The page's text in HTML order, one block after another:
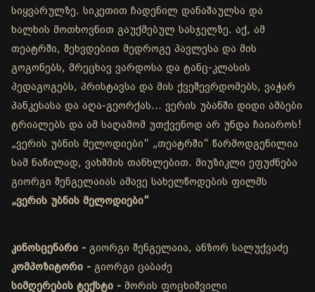
სიყვარულზე. სიკეთით ჩადენილ დანაშაულსა და
ხალხის მოთხოვნით გაუქმებულ სასჯელზე. აქ, ამ
თეატრში, შეხვდებით მედროგე პავლესა და მის
გოგონებს, მრეცხავ ვარდოსა და ტანც-კლასის
პედაგოგებს, პრისტავსა და მის ქვეშევრდომებს, ვაჭარ
პანკესასა და აღა-გეორქას... ვერის უბანში დიდი ამბები
ტრიალებს და ამ საღამომ უთქვენოდ არ უნდა ჩაიაროს!
„ვერის უბნის მელოდიები“ „თეატრში“ წარმოდგენილია
სამ ნაწილად, ვახშმის თანხლებით. მიუზიკლი ეფუძნება
გიორგი შენგელაიას ამავე სახელწოდების ფილმს
„ვერის უბნის მელოდიები“
კინოსცენარი - გიორგი შენგელაია, ანზორ სალუქვაძე
კომპოზიტორი - გიორგი ცაბაძე
სიმღერების ტექსტი - მორის ფოცხიშვილი